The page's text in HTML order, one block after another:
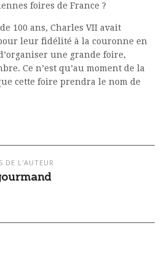
foires de France ?
100 ans, Charles VII avait
leur fidélité à la couronne en
une grande foire,
Ce n’est qu’au moment de la
cette foire prendra le nom de
DE L'AUTEUR